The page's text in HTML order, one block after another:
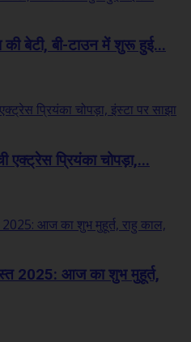
की बेटी, बी-टाउन में शुरू हुई...
एक्ट्रेस प्रियंका चोपड़ा,...
2025: आज का शुभ मुहूर्त,